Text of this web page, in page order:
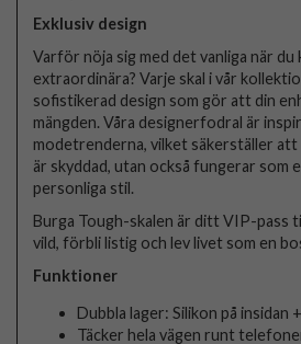
Exklusiv design
Varför nöja sig med det vanliga när du
extraordinära? Varje skal i vår
sofistikerad design som gör att din
mängden. Våra designerfodral är
modetrenderna, vilket säkerställer
är skyddad, utan också fungerar som
personliga stil.
Burga Tough-skalen är ditt VIP-pass
vild, förbli listig och lev livet som en
Funktioner
Dubbla lager: Silikon på insidan
Täcker hela vägen runt